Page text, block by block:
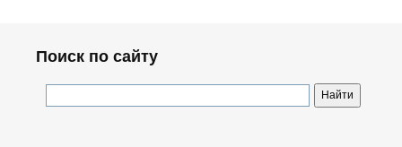
Поиск по сайту